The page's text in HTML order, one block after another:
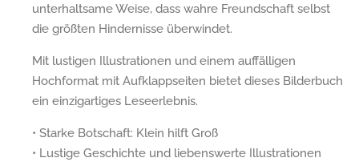
unterhaltsame Weise, dass wahre Freundschaft selbst
die größten Hindernisse überwindet.
Mit lustigen Illustrationen und einem auffälligen
Hochformat mit Aufklappseiten bietet dieses Bilderbuch
ein einzigartiges Leseerlebnis.
• Starke Botschaft: Klein hilft Groß
• Lustige Geschichte und liebenswerte Illustrationen